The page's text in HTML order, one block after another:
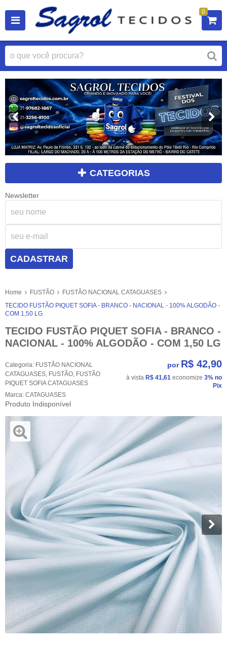
0
CATEGORIAS
Newsletter
CADASTRAR
Home FUSTÃO
FUSTÃO NACIONAL CATAGUASES
TECIDO FUSTÃO PIQUET SOFIA - BRANCO - NACIONAL - 100% ALGODÃO -
COM 1,50 LG
TECIDO FUSTÃO PIQUET SOFIA - BRANCO -
NACIONAL - 100% ALGODÃO - COM 1,50 LG
Categoria: FUSTÃO NACIONAL
CATAGUASES, FUSTÃO, FUSTÃO
PIQUET SOFIA CATAGUASES
Marca: CATAGUASES
Produto Indisponível
por R$ 42,90
à vista R$ 41,61 economize 3% no
Pix